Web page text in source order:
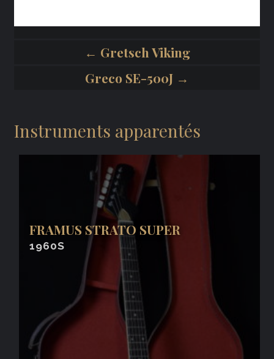
← Gretsch Viking
Greco SE-500J →
Instruments apparentés
FRAMUS STRATO SUPER
1960S